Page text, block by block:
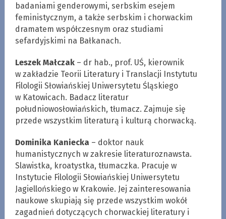
badaniami genderowymi, serbskim esejem
feministycznym, a także serbskim i chorwackim
dramatem współczesnym oraz studiami
sefardyjskimi na Bałkanach.
Leszek Małczak– dr hab., prof. UŚ, kierownik
w zakładzie Teorii Literatury i Translacji Instytutu
Filologii Słowiańskiej Uniwersytetu Śląskiego
w Katowicach. Badacz literatur
południowosłowiańskich, tłumacz. Zajmuje się
przede wszystkim literaturą i kulturą chorwacką.
Dominika Kaniecka – doktor nauk
humanistycznych w zakresie literaturoznawsta.
Slawistka, kroatystka, tłumaczka. Pracuje w
Instytucie Filologii Słowiańskiej Uniwersytetu
Jagiellońskiego w Krakowie. Jej zainteresowania
naukowe skupiają się przede wszystkim wokół
zagadnień dotyczących chorwackiej literatury i